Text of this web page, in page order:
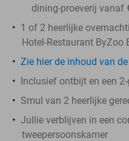
dining-proeverij vanaf
1 of 2 heerlijke
Hotel-Restaurant ByZoo
Zie hier de inhoud van
Inclusief ontbijt en een
Smul van 2 heerlijke
Jullie verblijven in een
tweepersoonskamer